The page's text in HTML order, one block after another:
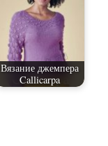
Вязание джемпера
Callicarpa